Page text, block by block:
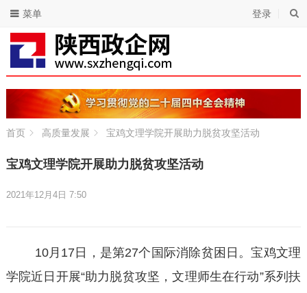
登录
菜单
首页 高质量发展 宝鸡文理学院开展助力脱贫攻坚活动
宝鸡文理学院开展助力脱贫攻坚活动
2021年12月4日 7:50
10月17日，是第27个国际消除贫困日。宝鸡文理
学院近日开展“助力脱贫攻坚，文理师生在行动”系列扶